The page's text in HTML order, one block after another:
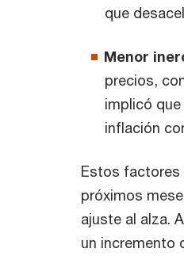
que
Menor
precios,
implicó
inflación
Estos factores
próximos
ajuste al alza.
un incremento